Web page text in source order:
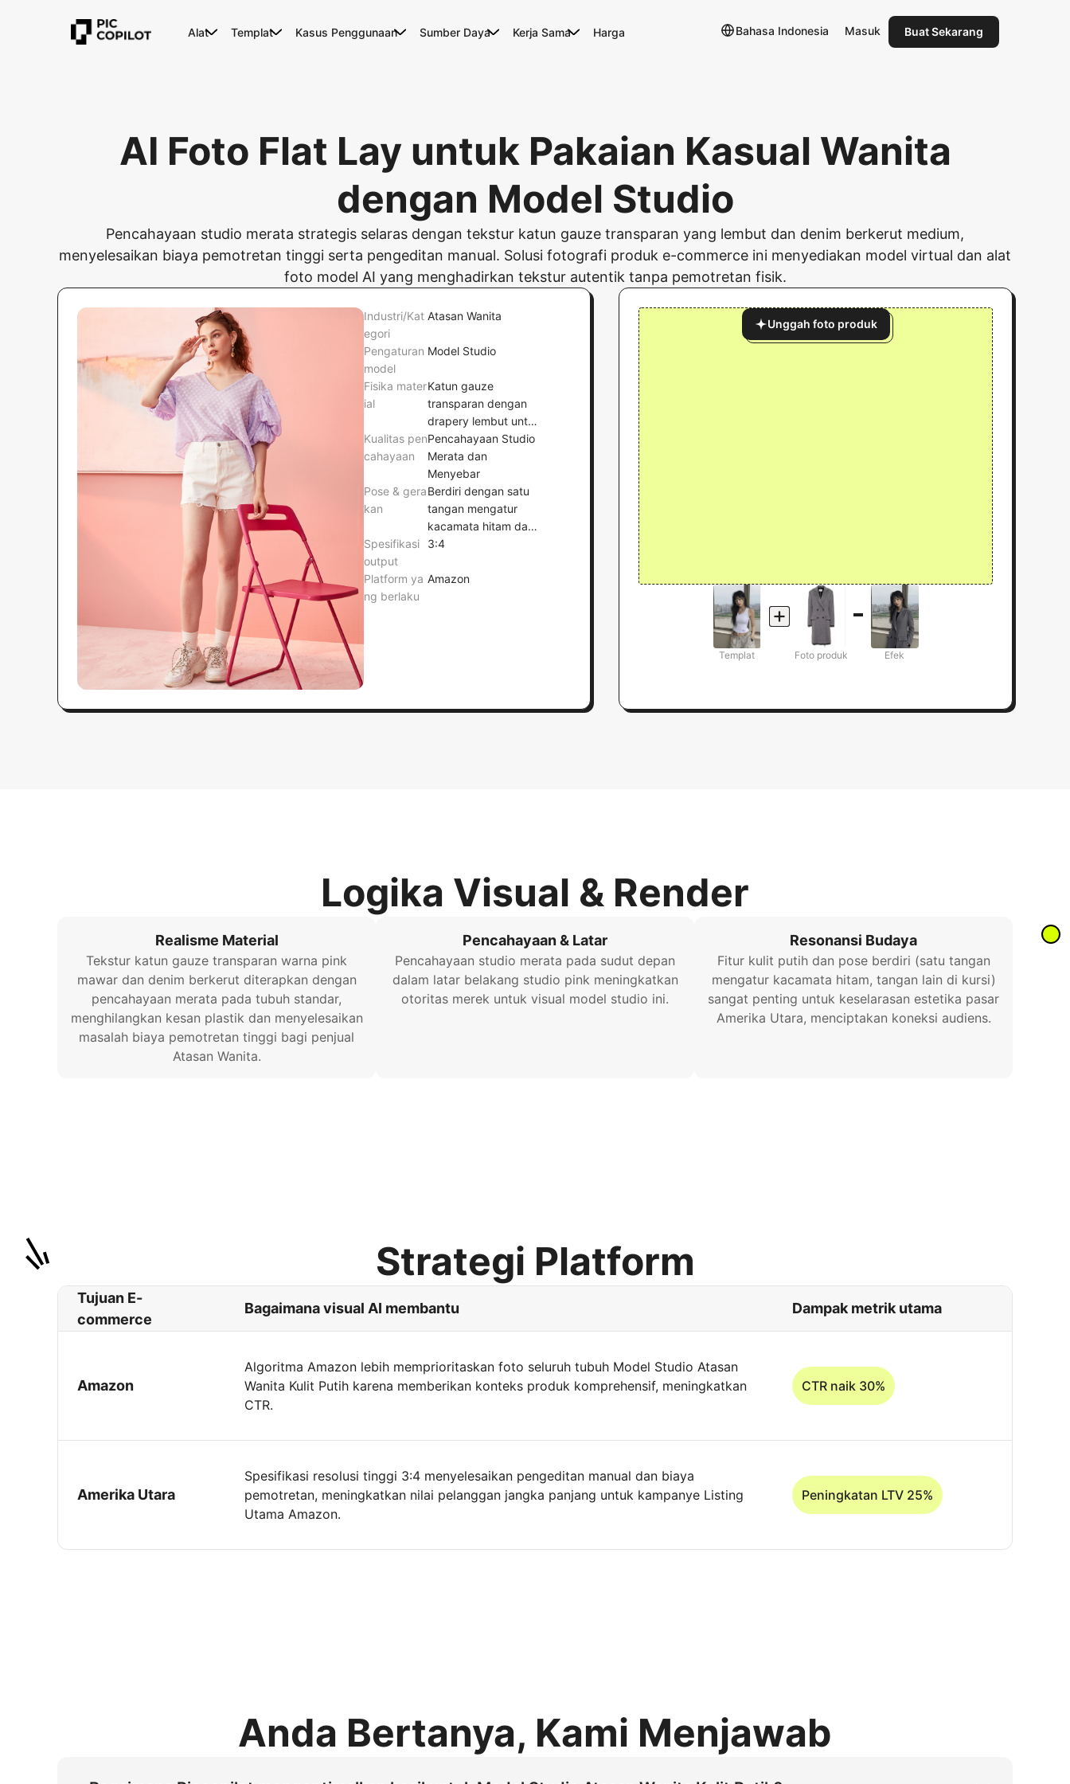
Alat Templat Kasus Penggunaan Sumber Daya Kerja Sama Harga Bahasa Indonesia Masuk Buat Sekarang
AI Foto Flat Lay untuk Pakaian Kasual Wanita
dengan Model Studio
Pencahayaan studio merata strategis selaras dengan tekstur katun gauze transparan yang lembut dan denim berkerut medium,
menyelesaikan biaya pemotretan tinggi serta pengeditan manual. Solusi fotografi produk e-commerce ini menyediakan model virtual dan alat
foto model AI yang menghadirkan tekstur autentik tanpa pemotretan fisik.
Industri/Kat
egori
Atasan Wanita
Pengaturan
model
Model Studio
Fisika mater
ial
Katun gauze
transparan dengan
drapery lembut untuk
atasan dan denim
berkerut medium
untuk celana pendek
Kualitas pen
cahayaan
Pencahayaan Studio
Merata dan
Menyebar
Pose & gera
kan
Berdiri dengan satu
tangan mengatur
kacamata hitam dan
tangan lainnya di
Spesifikasi
output
3:4
Platform ya
ng berlaku
Amazon
Unggah foto produk
Templat Foto produk Efek
Logika Visual & Render
Realisme Material
Tekstur katun gauze transparan warna pink
mawar dan denim berkerut diterapkan dengan
pencahayaan merata pada tubuh standar,
menghilangkan kesan plastik dan menyelesaikan
masalah biaya pemotretan tinggi bagi penjual
Atasan Wanita.
Pencahayaan & Latar
Pencahayaan studio merata pada sudut depan
dalam latar belakang studio pink meningkatkan
otoritas merek untuk visual model studio ini.
Resonansi Budaya
Fitur kulit putih dan pose berdiri (satu tangan
mengatur kacamata hitam, tangan lain di kursi)
sangat penting untuk keselarasan estetika pasar
Amerika Utara, menciptakan koneksi audiens.
Strategi Platform
Tujuan E-
commerce
Bagaimana visual AI membantu Dampak metrik utama
Amazon
Algoritma Amazon lebih memprioritaskan foto seluruh tubuh Model Studio Atasan
Wanita Kulit Putih karena memberikan konteks produk komprehensif, meningkatkan
CTR.
CTR naik 30%
Amerika Utara
Spesifikasi resolusi tinggi 3:4 menyelesaikan pengeditan manual dan biaya
pemotretan, meningkatkan nilai pelanggan jangka panjang untuk kampanye Listing
Utama Amazon.
Peningkatan LTV 25%
Anda Bertanya, Kami Menjawab